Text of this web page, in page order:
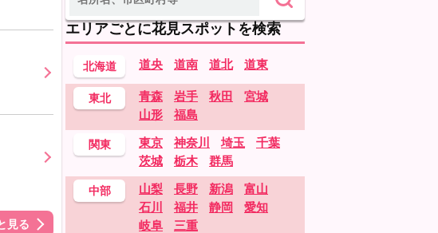
見る
エリアごとに花見スポットを検索
北海道 道央 道南 道北 道東
東北 青森 岩手 秋田
宮城
山形
福島
関東 東京 神奈川 埼玉
千葉
茨城
栃木 群馬
中部 山梨 長野 新潟
富山
石川
福井 静岡
愛知
岐阜
三重